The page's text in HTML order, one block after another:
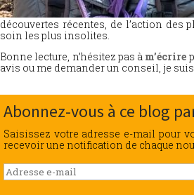
découvertes récentes, de l’action des
soin les plus insolites.
Bonne lecture, n’hésitez pas à m’écrire
avis ou me demander un conseil, je suis
Abonnez-vous à ce blog
Saisissez votre adresse e-mail pour
recevoir une notification de chaque
Adresse
e-